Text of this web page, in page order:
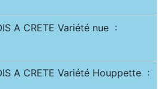
A CRETE Variété nue :
A CRETE Variété Houppette :